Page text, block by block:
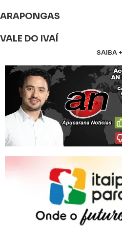
ARAPONGAS
VALE DO IVAÍ
SAIBA +